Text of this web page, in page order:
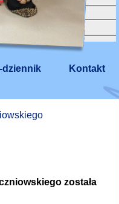
dziennik Kontakt
została